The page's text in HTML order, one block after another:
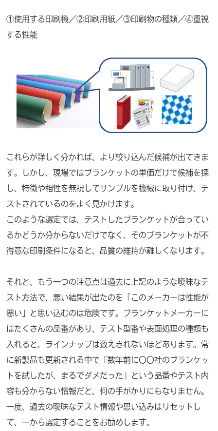
①使用する印刷機／②印刷用紙／③印刷物の種類／④重視
する性能
これらが詳しく分かれば、より絞り込んだ候補が出てきま
す。しかし、現場ではブランケットの単価だけで候補を探
し、特徴や相性を無視してサンプルを機械に取り付け、テ
ストされているのをよく見かけます。
このような選定では、テストしたブランケットが合ってい
るかどうか分からないだけでなく、そのブランケットが不
得意な印刷条件になると、品質の維持が難しくなります。
それと、もう一つの注意点は過去に上記のような曖昧なテ
スト方法で、悪い結果が出たのを「このメーカーは性能が
悪い」と思い込むのは危険です。ブランケットメーカーに
はたくさんの品番があり、テスト型番や表面処理の種類も
入れると、ラインナップは数えきれないほどあります。常
に新製品も更新される中で「数年前に〇〇社のブランケッ
トを試したが、まるでダメだった」という品番やテスト内
容も分からない情報だと、何の手がかりにもなりません。
一度、過去の曖昧なテスト情報や思い込みはリセットし
て、一から選定することをお勧めします。